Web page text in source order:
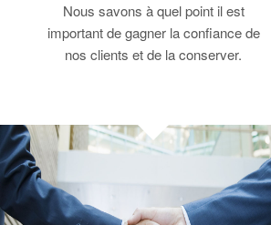
Nous savons à quel point il est
important de gagner la confiance de
nos clients et de la conserver.